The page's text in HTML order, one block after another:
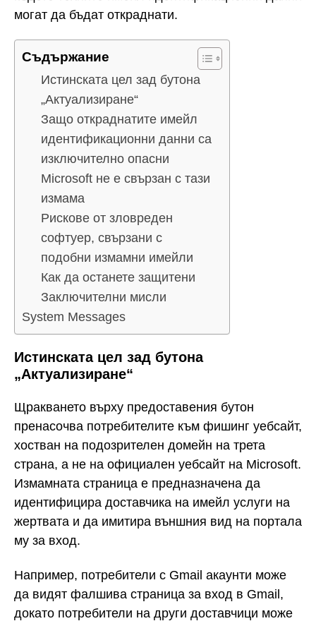
могат да бъдат откраднати.
Съдържание
Истинската цел зад бутона
„Актуализиране“
Защо откраднатите имейл
идентификационни данни са
изключително опасни
Microsoft не е свързан с тази
измама
Рискове от зловреден
софтуер, свързани с
подобни измамни имейли
Как да останете защитени
Заключителни мисли
System Messages
Истинската цел зад бутона
„Актуализиране“
Щракването върху предоставения бутон
пренасочва потребителите към фишинг уебсайт,
хостван на подозрителен домейн на трета
страна, а не на официален уебсайт на Microsoft.
Измамната страница е предназначена да
идентифицира доставчика на имейл услуги на
жертвата и да имитира външния вид на портала
му за вход.
Например, потребители с Gmail акаунти може
да видят фалшива страница за вход в Gmail,
докато потребители на други доставчици може